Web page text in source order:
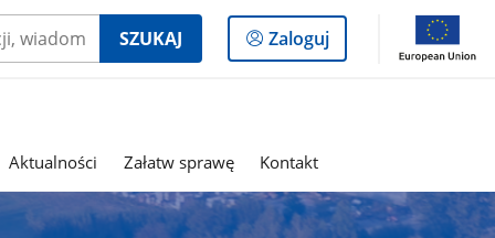
SZUKAJ
Logowanie
do
Zaloguj
Aktualności Załatw sprawę Kontakt